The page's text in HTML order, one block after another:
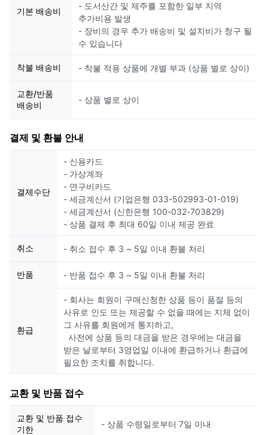
기본 배송비
- 도서산간 및 제주를 포함한 일부 지역
추가비용 발생
- 장비의 경우 추가 배송비 및 설치비가 청구 될
수 있습니다
착불 배송비 - 착불 적용 상품에 개별 부과 (상품 별로 상이)
교환/반품
배송비
- 상품 별로 상이
결제 및 환불 안내
결제수단
- 신용카드
- 가상계좌
- 연구비카드
- 세금계산서 (기업은행 033-502993-01-019)
- 세금계산서 (신한은행 100-032-703829)
- 상품 결제 후 최대 60일 이내 제공 완료
취소 - 취소 접수 후 3 ~ 5일 이내 환불 처리
반품 - 반품 접수 후 3 ~ 5일 이내 환불 처리
환급
- 회사는 회원이 구매신청한 상품 등이 품절 등의
사유로 인도 또는 제공할 수 없을 때에는 지체 없이
그 사유를 회원에게 통지하고,
사전에 상품 등의 대금을 받은 경우에는 대금을
받은 날로부터 3영업일 이내에 환급하거나 환급에
필요한 조치를 취합니다.
교환 및 반품 접수
교환 및 반품 접수
기한
- 상품 수령일로부터 7일 이내